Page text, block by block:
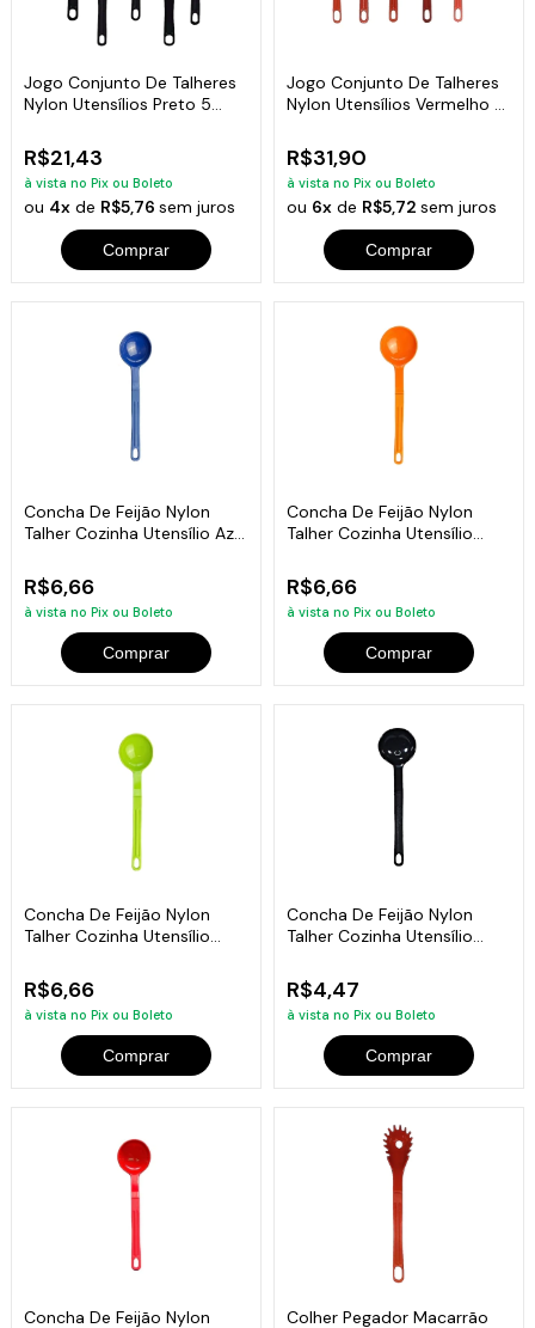
Jogo Conjunto De Talheres
Nylon Utensílios Preto 5
R$21,43
à vista no Pix ou Boleto
ou 4x de R$5,76sem juros
Comprar
Jogo Conjunto De Talheres
Nylon Utensílios Vermelho 5
R$31,90
à vista no Pix ou Boleto
ou 6xde R$5,72 sem juros
Comprar
Concha De Feijão Nylon
Talher Cozinha Utensílio Azul
R$6,66
à vista no Pix ou Boleto
Comprar
Concha De Feijão Nylon
Talher Cozinha Utensílio
R$6,66
à vista no Pix ou Boleto
Comprar
Concha De Feijão Nylon
Talher Cozinha Utensílio
R$6,66
à vista no Pix ou Boleto
Comprar
Concha De Feijão Nylon
Talher Cozinha Utensílio
R$4,47
à vista no Pix ou Boleto
Comprar
Concha De Feijão Nylon
Colher Pegador Macarrão